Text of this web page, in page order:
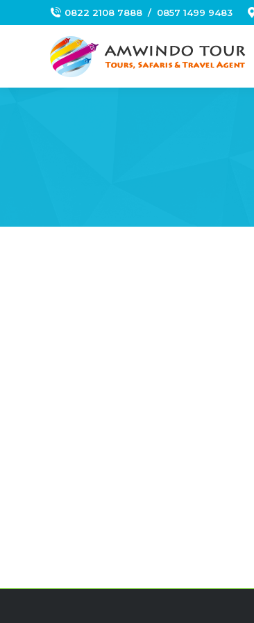
0822 2108 7888 / 0857 1499 9483